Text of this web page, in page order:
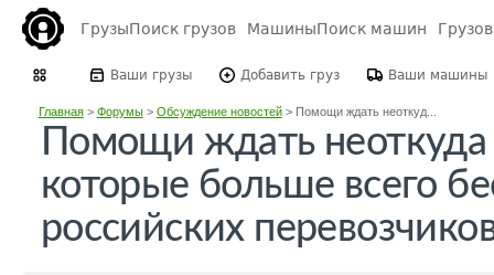
ГрузыПоиск грузов МашиныПоиск машин
Ваши грузы Добавить груз Ваши машины
Главная> Форумы> Обсуждение новостей> Помощи ждать неоткуд...
Помощи ждать неоткуда
которые больше всего
российских